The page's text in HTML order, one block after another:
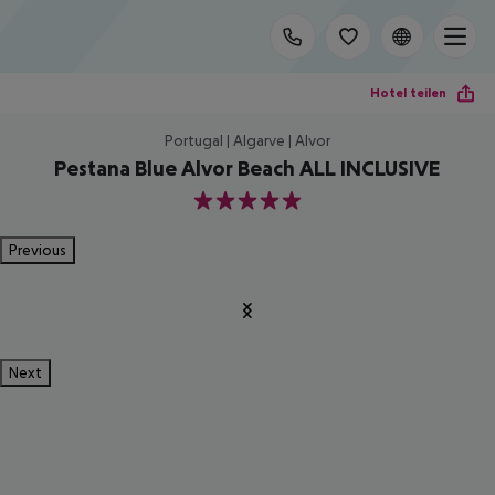
Hotel teilen
Portugal | Algarve | Alvor
Pestana Blue Alvor Beach ALL INCLUSIVE
5
Previous
Next